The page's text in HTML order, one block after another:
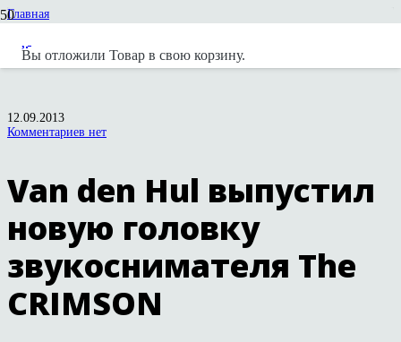
Вы отложили Товар в свою корзину.
Главная
Новости вендоров
Van den Hul выпустил новую головку звукоснимателя The CRIMSON
12.09.2013
Комментариев нет
Van den Hul выпустил
новую головку
звукоснимателя The
CRIMSON